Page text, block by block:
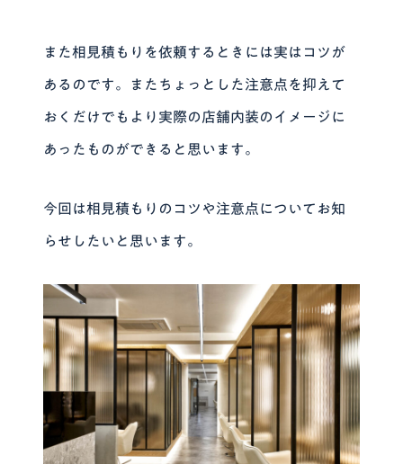
また相見積もりを依頼するときには実はコツが
あるのです。またちょっとした注意点を抑えて
おくだけでもより実際の店舗内装のイメージに
あったものができると思います。
今回は相見積もりのコツや注意点についてお知
らせしたいと思います。